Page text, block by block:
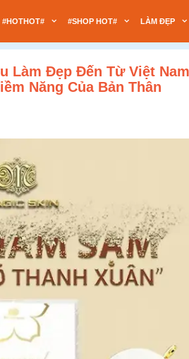
#HOTHOT# #SHOP HOT# LÀM ĐẸP
Làm Đẹp Đến Từ Việt
Năng Của Bản Thân